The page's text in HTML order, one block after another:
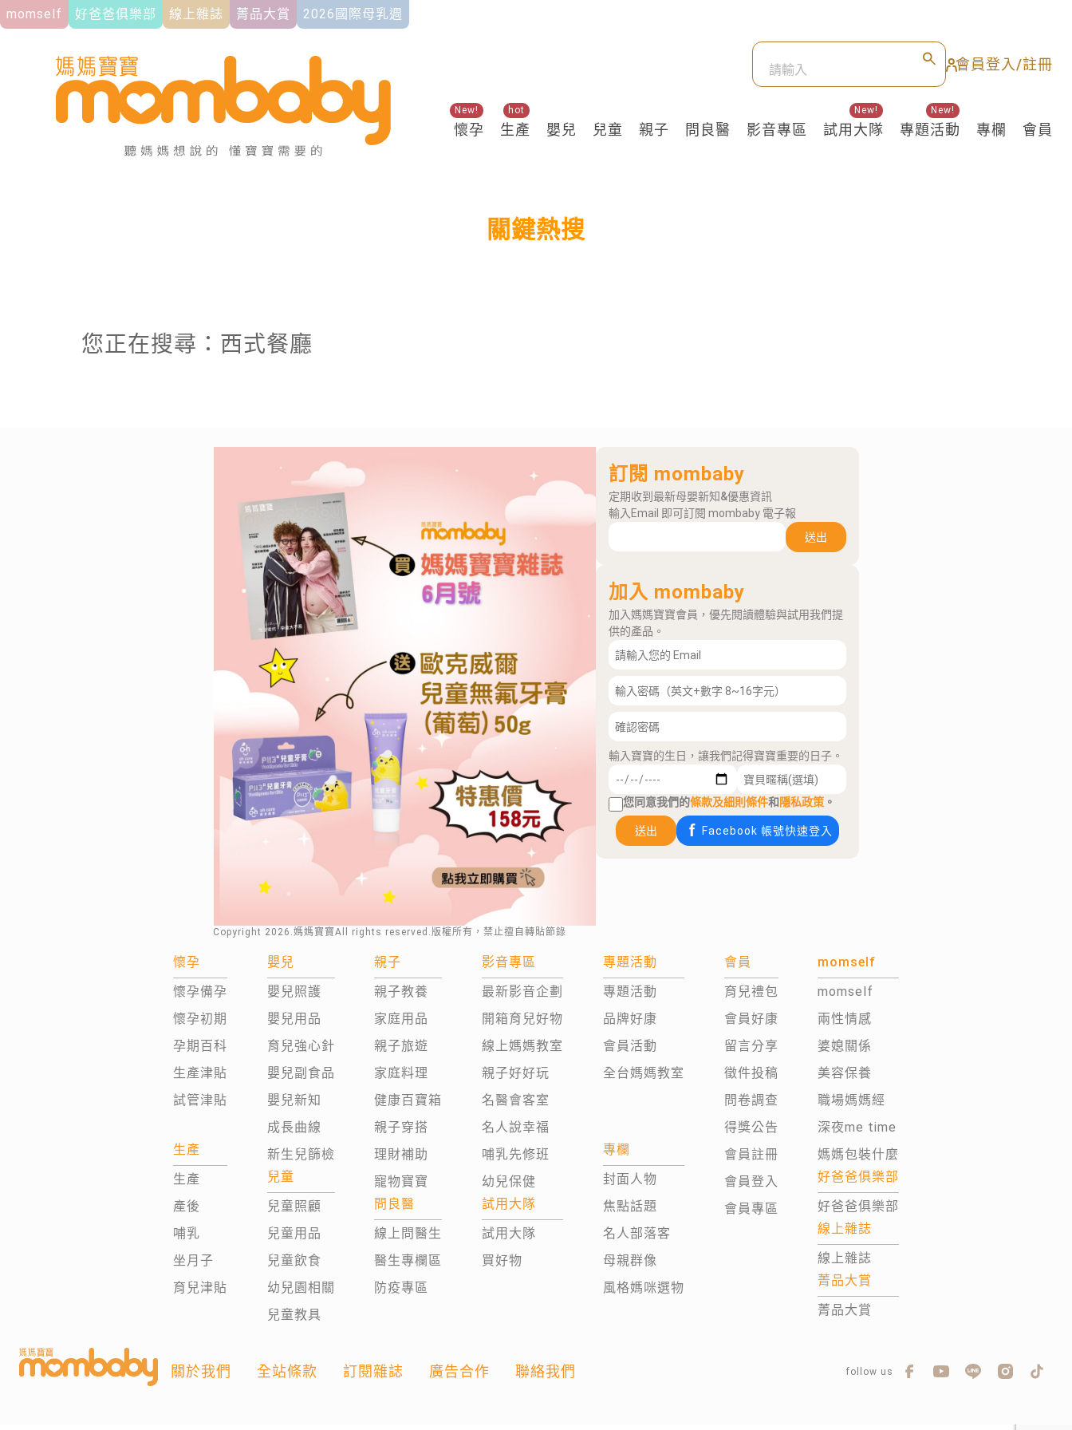
momself 好爸爸俱樂部 線上雜誌 菁品大賞 2026國際母乳週
會員登入/註冊
懷孕
New!
生產
hot
嬰兒 兒童 親子 問良醫 影音專區 試用大隊
New!
專題活動
New!
專欄 會員
關鍵熱搜
您正在搜尋：西式餐廳
Copyright 2026 .媽媽寶寶All rights reserved.版權所有，禁止擅自轉貼節錄
訂閱 mombaby
定期收到最新母嬰新知&優惠資訊
輸入Email 即可訂閱 mombaby 電子報
送出
加入 mombaby
加入媽媽寶寶會員，優先閱讀體驗與試用我們提
供的產品。
輸入寶寶的生日，讓我們記得寶寶重要的日子。
您同意我們的條款及細則條件和隱私政策 。
送出 Facebook 帳號快速登入
懷孕
懷孕備孕
懷孕初期
孕期百科
生產津貼
試管津貼
生產
生產
產後
哺乳
坐月子
育兒津貼
嬰兒
嬰兒照護
嬰兒用品
育兒強心針
嬰兒副食品
嬰兒新知
成長曲線
新生兒篩檢
兒童
兒童照顧
兒童用品
兒童飲食
幼兒園相關
兒童教具
親子
親子教養
家庭用品
親子旅遊
家庭料理
健康百寶箱
親子穿搭
理財補助
寵物寶寶
問良醫
線上問醫生
醫生專欄區
防疫專區
影音專區
最新影音企劃
開箱育兒好物
線上媽媽教室
親子好好玩
名醫會客室
名人說幸福
哺乳先修班
幼兒保健
試用大隊
試用大隊
買好物
專題活動
專題活動
品牌好康
會員活動
全台媽媽教室
專欄
封面人物
焦點話題
名人部落客
母親群像
風格媽咪選物
會員
育兒禮包
會員好康
留言分享
徵件投稿
問卷調查
得獎公告
會員註冊
會員登入
會員專區
momself
momself
兩性情感
婆媳關係
美容保養
職場媽媽經
深夜me time
媽媽包裝什麼
好爸爸俱樂部
好爸爸俱樂部
線上雜誌
線上雜誌
菁品大賞
菁品大賞
關於我們 全站條款 訂閱雜誌 廣告合作 聯絡我們 follow us